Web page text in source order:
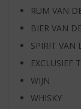
RUM VAN
BIER VAN
SPIRIT VAN
EXCLUSIEF
WIJN
WHISKY